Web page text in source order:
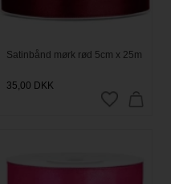
Satinbånd mørk rød 5cm x 25m
35,00 DKK